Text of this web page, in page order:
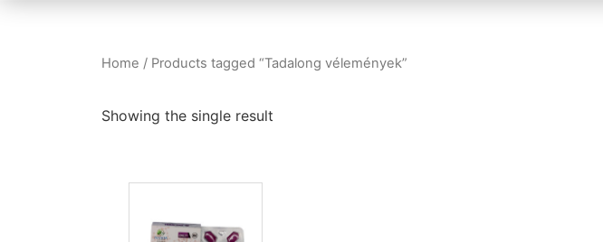
Home / Products tagged “Tadalong vélemények”
Showing the single result